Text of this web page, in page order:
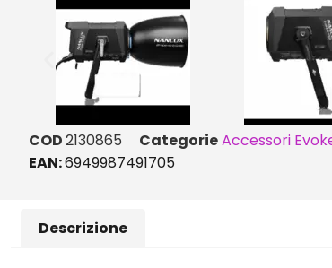
COD2130865 CategorieAccessori
EAN:6949987491705
Descrizione